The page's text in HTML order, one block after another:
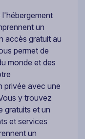
l'hébergement
un
accès gratuit au
permet de
monde et des
privée avec une
y trouvez
gratuits et un
et services
un